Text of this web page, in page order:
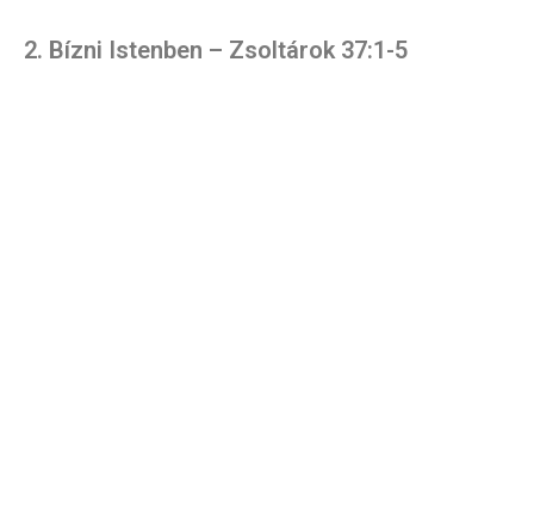
2. Bízni Istenben – Zsoltárok 37:1-5